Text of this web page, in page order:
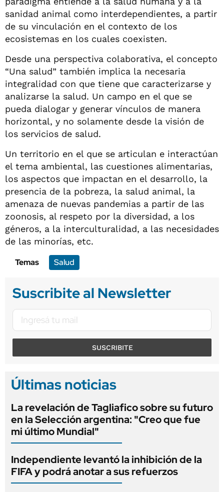
sanidad animal como interdependientes, a partir
de su vinculación en el contexto de los
ecosistemas en los cuales coexisten.
Desde una perspectiva colaborativa, el concepto
“Una salud” también implica la necesaria
integralidad con que tiene que caracterizarse y
analizarse la salud. Un campo en el que se
pueda dialogar y generar vínculos de manera
horizontal, y no solamente desde la visión de
los servicios de salud.
Un territorio en el que se articulan e interactúan
el tema ambiental, las cuestiones alimentarias,
los aspectos que impactan en el desarrollo, la
presencia de la pobreza, la salud animal, la
amenaza de nuevas pandemias a partir de las
zoonosis, al respeto por la diversidad, a los
géneros, a la interculturalidad, a las necesidades
de las minorías, etc.
Temas
Salud
Suscribite al Newsletter
SUSCRIBITE
Últimas noticias
La revelación de Tagliafico sobre su futuro
en la Selección argentina: "Creo que fue
mi último Mundial"
Independiente levantó la inhibición de la
FIFA y podrá anotar a sus refuerzos